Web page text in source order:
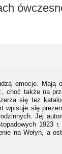
emocje. Mają
choć także na
się też
się
Jej
1923
na Wołyń, a